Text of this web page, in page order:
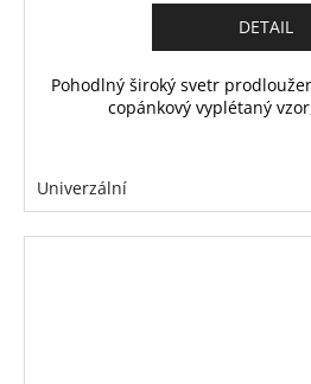
DETAIL
Pohodlný široký svetr
copánkový vyplétaný
Univerzální